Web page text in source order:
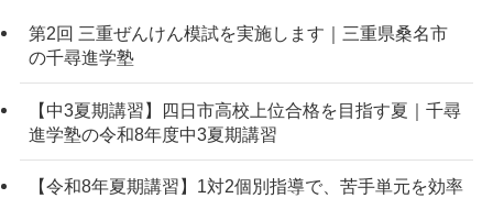
第2回 三重ぜんけん模試を実施します｜三重県桑名市
の千尋進学塾
【中3夏期講習】四日市高校上位合格を目指す夏｜千尋
進学塾の令和8年度中3夏期講習
【令和8年夏期講習】1対2個別指導で、苦手単元を効率